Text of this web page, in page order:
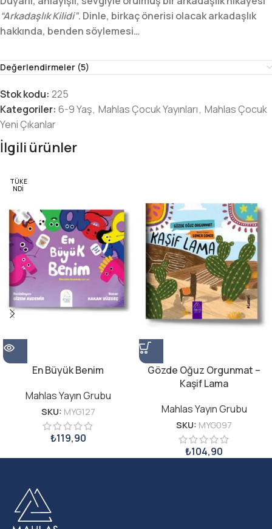
“Arkadaşlık Kilidi”. Dinle, birkaç önerisi olacak arkadaşlık
hakkında, benden söylemesi…
Değerlendirmeler (5)
Stok kodu: 225
Kategoriler: 6-9 Yaş, Mahlas Çocuk Yayınları, Mahlas Çocuk
Yeni Çıkanlar
İlgili ürünler
TÜKE
NDI
En Büyük Benim
Mahlas Yayın Grubu
SKU: MYG127
₺119,90
Gözde Oğuz Orgunmat –
Kaşif Lama
Mahlas Yayın Grubu
SKU: MYG097
₺104,90